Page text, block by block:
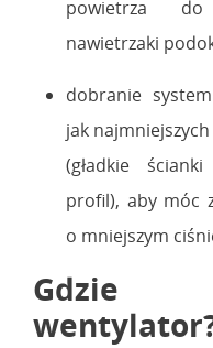
powietrza do
nawietrzaki
dobranie
jak
(gładkie
profil), aby móc
o mniejszym
Gdzie